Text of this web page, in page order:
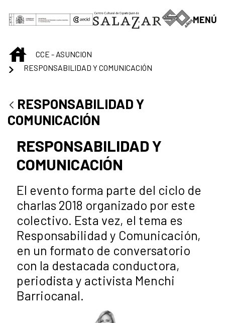
MENÚ
INICIOCCE - ASUNCION
RESPONSABILIDAD Y COMUNICACIÓN
RESPONSABILIDAD Y
COMUNICACIÓN
RESPONSABILIDAD Y
COMUNICACIÓN
El evento forma parte del ciclo de
charlas 2018 organizado por este
colectivo. Esta vez, el tema es
Responsabilidad y Comunicación,
en un formato de conversatorio
con la destacada conductora,
periodista y activista Menchi
Barriocanal.